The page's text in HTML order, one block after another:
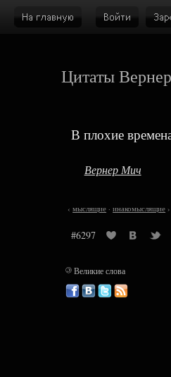
Цитаты
В плохие
Вернер Мич
‹ мыслящие ·инакомыслящие ›
#6297
©Великие слова